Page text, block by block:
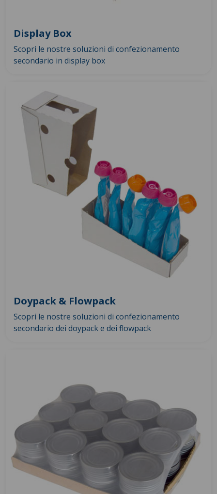
Display Box
Scopri le nostre soluzioni di confezionamento
secondario in display box
Doypack & Flowpack
Scopri le nostre soluzioni di confezionamento
secondario dei doypack e dei flowpack